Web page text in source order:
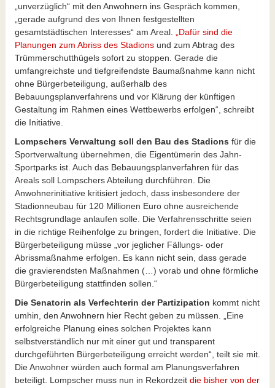
„unverzüglich“ mit den Anwohnern ins Gespräch kommen,
„gerade aufgrund des von Ihnen festgestellten
gesamtstädtischen Interesses“ am Areal.
„Dafür sind die
Planungen zum Abriss des Stadionsund zum Abtrag des
Trümmerschutthügels sofort zu stoppen. Gerade die
umfangreichste und tiefgreifendste Baumaßnahme kann nicht
ohne Bürgerbeteiligung, außerhalb des
Bebauungsplanverfahrens und vor Klärung der künftigen
Gestaltung im Rahmen eines Wettbewerbs erfolgen“, schreibt
die Initiative.
Lompschers Verwaltung soll den Bau des Stadions für die
Sportverwaltung übernehmen, die Eigentümerin des Jahn-
Sportparks ist. Auch das Bebauungsplanverfahren für das
Areals soll Lompschers Abteilung durchführen. Die
Anwohnerinitiative kritisiert jedoch, dass insbesondere der
Stadionneubau für 120 Millionen Euro ohne ausreichende
Rechtsgrundlage anlaufen solle. Die Verfahrensschritte seien
in die richtige Reihenfolge zu bringen, fordert die Initiative. Die
Bürgerbeteiligung müsse „vor jeglicher Fällungs- oder
Abrissmaßnahme erfolgen. Es kann nicht sein, dass gerade
die gravierendsten Maßnahmen (…) vorab und ohne förmliche
Bürgerbeteiligung stattfinden sollen.“
Die Senatorin als Verfechterin der Partizipation kommt nicht
umhin, den Anwohnern hier Recht geben zu müssen. „Eine
erfolgreiche Planung eines solchen Projektes kann
selbstverständlich nur mit einer gut und transparent
durchgeführten Bürgerbeteiligung erreicht werden“, teilt sie mit.
Die Anwohner würden auch formal am Planungsverfahren
beteiligt. Lompscher muss nun in Rekordzeit die bisher von der